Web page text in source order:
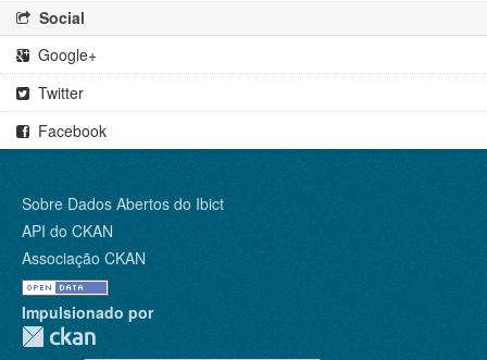
Social
Google+
Twitter
Facebook
Sobre Dados Abertos do Ibict
API do CKAN
Associação CKAN
Impulsionado por